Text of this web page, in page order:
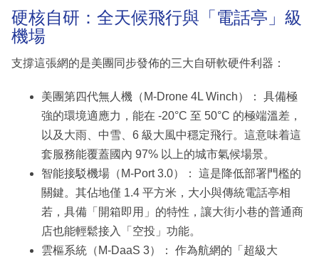
硬核自研：全天候飛行與「電話亭」級
機場
支撐這張網的是美團同步發佈的三大自研軟硬件利器：
美團第四代無人機（M-Drone 4L Winch）： 具備極
強的環境適應力，能在 -20°C 至 50°C 的極端溫差，
以及大雨、中雪、6 級大風中穩定飛行。這意味着這
套服務能覆蓋國內 97% 以上的城市氣候場景。
智能接駁機場（M-Port 3.0）： 這是降低部署門檻的
關鍵。其佔地僅 1.4 平方米，大小與傳統電話亭相
若，具備「開箱即用」的特性，讓大街小巷的普通商
店也能輕鬆接入「空投」功能。
雲樞系統（M-DaaS 3）： 作為航網的「超級大